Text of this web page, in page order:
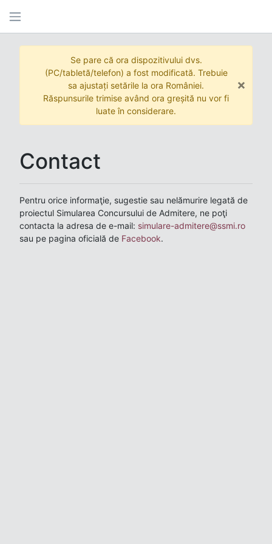
Se pare că ora dispozitivului dvs.
(PC/tabletă/telefon) a fost modificată. Trebuie
sa ajustați setările la ora României.
Răspunsurile trimise având ora greșită nu vor fi
luate în considerare.
×
Contact
Pentru orice informaţie, sugestie sau nelămurire legată de
proiectul Simularea Concursului de Admitere, ne poţi
contacta la adresa de e-mail: simulare-admitere@ssmi.ro
sau pe pagina oficială de Facebook.